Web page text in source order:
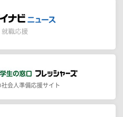
会人準備応援サイト